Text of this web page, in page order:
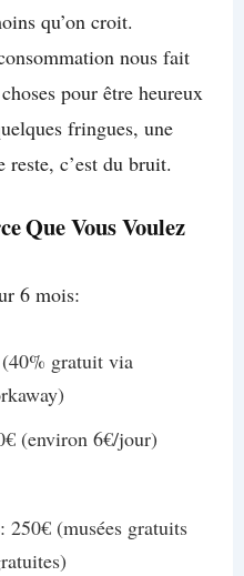
qu’on croit.
nous fait
pour être heureux
fringues, une
c’est du bruit.
Que Vous Voulez
6 mois:
gratuit via
(environ 6€/jour)
: 250€ (musées gratuits